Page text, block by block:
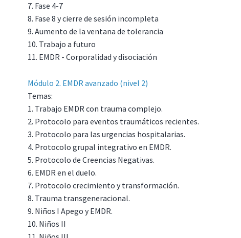
7. Fase 4-7
8. Fase 8 y cierre de sesión incompleta
9. Aumento de la ventana de tolerancia
10. Trabajo a futuro
11. EMDR - Corporalidad y disociación
Módulo 2. EMDR avanzado (nivel 2)
Temas:
1. Trabajo EMDR con trauma complejo.
2. Protocolo para eventos traumáticos recientes.
3. Protocolo para las urgencias hospitalarias.
4. Protocolo grupal integrativo en EMDR.
5. Protocolo de Creencias Negativas.
6. EMDR en el duelo.
7. Protocolo crecimiento y transformación.
8. Trauma transgeneracional.
9. Niños I Apego y EMDR.
10. Niños II